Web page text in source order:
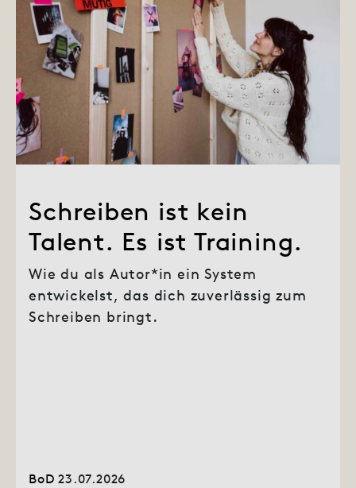
Schreiben ist kein
Talent. Es ist Training.
Wie du als Autor*in ein System
entwickelst, das dich zuverlässig zum
Schreiben bringt.
BoD 23.07.2026